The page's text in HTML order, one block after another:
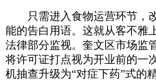
只需进入食物运营环节，改
能的告白用语。这就从客不雅
法律部分监视。奎文区市场监
将许可证打点视为开业前的一
机抽查升级为“对症下药”式的